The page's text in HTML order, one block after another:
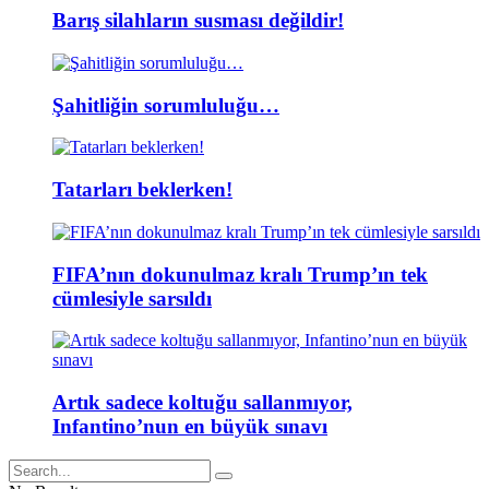
Barış silahların susması değildir!
Şahitliğin sorumluluğu…
Tatarları beklerken!
FIFA’nın dokunulmaz kralı Trump’ın tek
cümlesiyle sarsıldı
Artık sadece koltuğu sallanmıyor,
Infantino’nun en büyük sınavı